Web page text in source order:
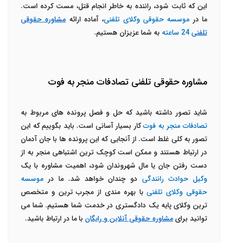
این که ثابت شود، راننده به خاطر انجام قتل، مست کرده است.
ما در موسسه حقوقی وکلای تلفنی، آماده ارائهمشاوره حقوقی
تلفنی
به شما عزیزان هستیم.
مشاوره حقوقی تلفنی تصادفات منجر به فوت
شاید تصور داشته باشید که حل و فصل پرونده های مربوط به
تصادفات منجر به فوتکار بسیار آسانی است. باید بگوییم که این
تصور به کلی غلط است. از آنجایی که این پرونده ها با جان آدمان
در ارتباط هستند و ممکن است کوچک ترین اشتباهی منجر به از
دست رفتن جان یا مال شهروندان شود، اهمیت مشاوره با یک
وکیل حوادث رانندگیدو چندان خواهد شد. ما در موسسه
حقوقی وکلای تلفنیبا بهره مندی از مجرب ترین و متخصص
ترین وکلای پایه یک دادگستری در خدمت شما هستیم. شما می
توانید برایمشاوره حقوقی آنلاین و رایگان با ما در ارتباط باشید.